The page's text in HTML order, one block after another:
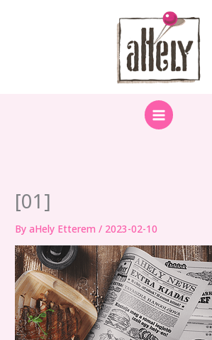
[01]
ByaHely Etterem/ 2023-02-10